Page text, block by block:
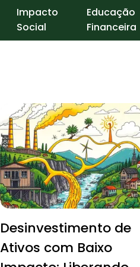
Impacto
Social
Educação
Financeira
Desinvestimento de
Ativos com Baixo